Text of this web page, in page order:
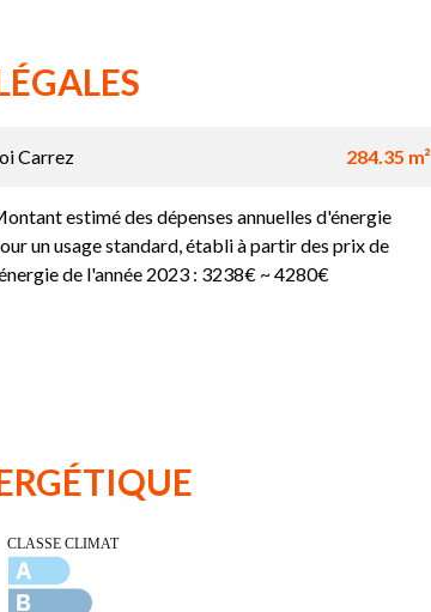
Carrez 284.35 m²
estimé des dépenses annuelles d'énergie
un usage standard, établi à partir des prix de
de l'année 2023 : 3238€ ~ 4280€